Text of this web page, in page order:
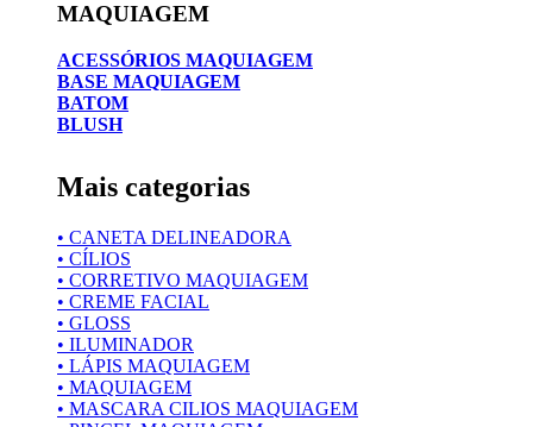
MAQUIAGEM
ACESSÓRIOS MAQUIAGEM
BASE MAQUIAGEM
BATOM
BLUSH
Mais categorias
• CANETA DELINEADORA
• CÍLIOS
• CORRETIVO MAQUIAGEM
• CREME FACIAL
• GLOSS
• ILUMINADOR
• LÁPIS MAQUIAGEM
• MAQUIAGEM
• MASCARA CILIOS MAQUIAGEM